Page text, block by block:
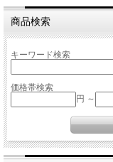
商品検索
キーワード検索
価格帯検索
円 ～